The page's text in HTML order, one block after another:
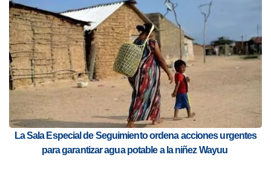
La Sala Especial de Seguimiento ordena acciones urgentes
para garantizar agua potable a la niñez Wayuu